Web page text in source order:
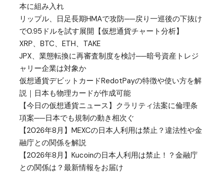
本に組み入れ
リップル、日足長期HMAで攻防──戻り一巡後の下抜け
で0.95ドルを試す展開【仮想通貨チャート分析】
XRP、BTC、ETH、TAKE
JPX、業態転換に再審査制度を検討──暗号資産トレジ
ャリー企業は対象か
仮想通貨デビットカードRedotPayの特徴や使い方を解
説｜日本も物理カードが作成可能
【今日の仮想通貨ニュース】クラリティ法案に倫理条
項案──日本でも規制の動き相次ぐ
【2026年8月】MEXCの日本人利用は禁止？違法性や金
融庁との関係を解説
【2026年8月】Kucoinの日本人利用は禁止！？金融庁
との関係は？最新情報をお届け